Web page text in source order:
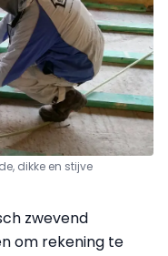
dikke en stijve
zwevend
om rekening te